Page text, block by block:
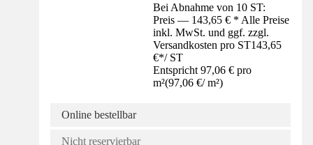
Bei Abnahme von 10 ST:
Preis — 143,65 € * Alle Preise
inkl. MwSt. und ggf. zzgl.
Versandkosten pro ST143,65
€*/ ST
Entspricht 97,06 € pro
m²(97,06 €/ m²)
Online bestellbar
Nicht reservierbar